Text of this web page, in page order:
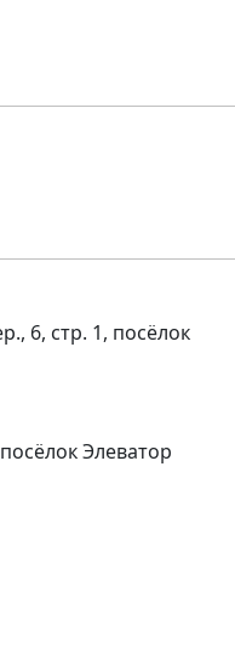
6, стр. 1, посёлок
Элеватор